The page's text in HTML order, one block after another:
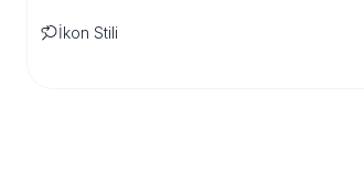
İkon Stili